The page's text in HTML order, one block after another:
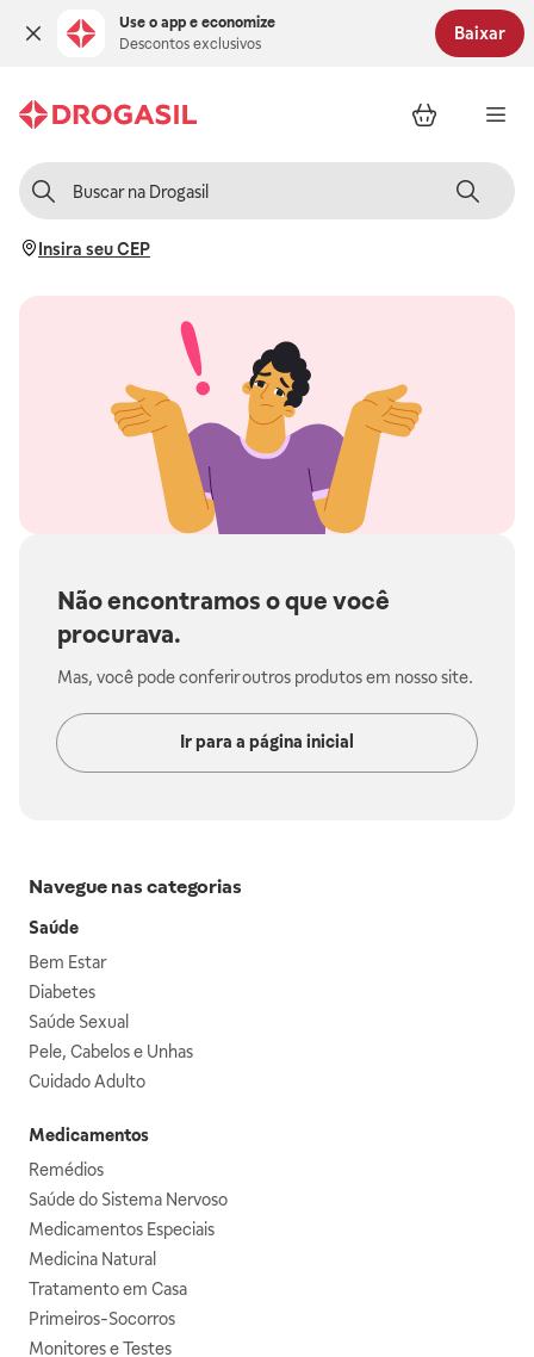
Use o app e economize
Descontos exclusivos
Baixar
Insira seu CEP
Não encontramos o que você
procurava.
Mas, você pode conferir outros produtos em nosso site.
Ir para a página inicial
Navegue nas categorias
Saúde
Bem Estar
Diabetes
Saúde Sexual
Pele, Cabelos e Unhas
Cuidado Adulto
Medicamentos
Remédios
Saúde do Sistema Nervoso
Medicamentos Especiais
Medicina Natural
Tratamento em Casa
Primeiros-Socorros
Monitores e Testes